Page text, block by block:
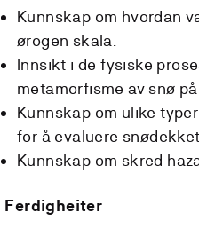
Kunnskap om hvordan
ørogen skala.
Innsikt i de fysiske
metamorfisme av snø på
Kunnskap om ulike
for å evaluere
Kunnskap om skred
Ferdigheiter